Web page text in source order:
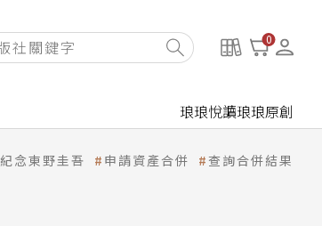
0
琅琅悅讀琅琅原創
紀念東野圭吾 申請資產合併 查詢合併結果